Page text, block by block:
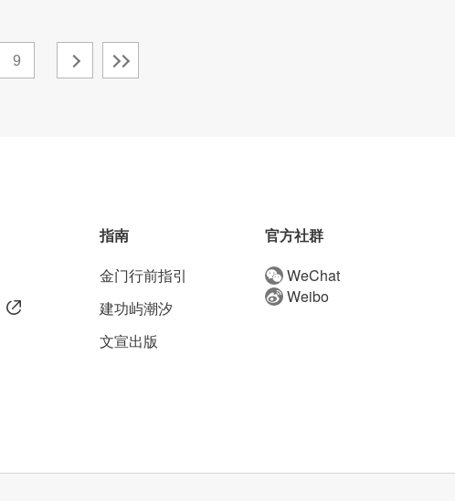
9
指南
金门行前指引
建功屿潮汐
文宣出版
官方社群
WeChat
Weibo